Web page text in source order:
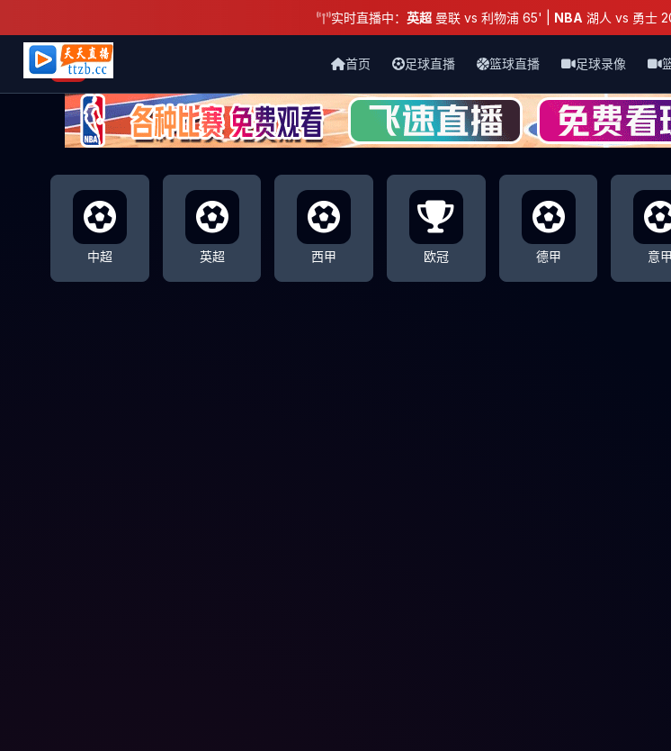
实时直播中： 英超曼联 vs 利物浦 65' | NBA 湖人 vs 勇士
天天直播网
首页 足球直播 篮球直播 足球录像
中超 英超 西甲 欧冠 德甲 意甲